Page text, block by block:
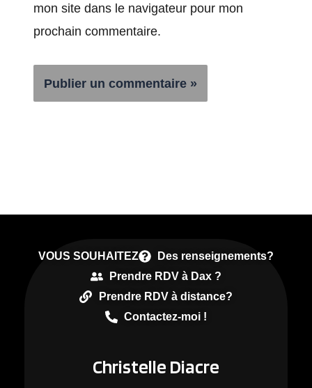
mon site dans le navigateur pour mon
prochain commentaire.
VOUS SOUHAITEZ
Des renseignements?
Prendre RDV à Dax ?
Prendre RDV à distance?
Contactez-moi !
Christelle Diacre